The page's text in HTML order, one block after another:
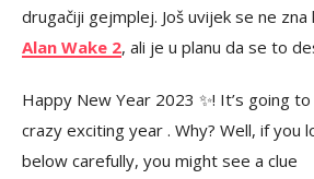
drugačiji gejmplej. Još uvijek se ne zna
Alan Wake 2, ali je u planu da se to
Happy New Year 2023 ✨! It’s going
crazy exciting year . Why? Well, if you
below carefully, you might see a clue